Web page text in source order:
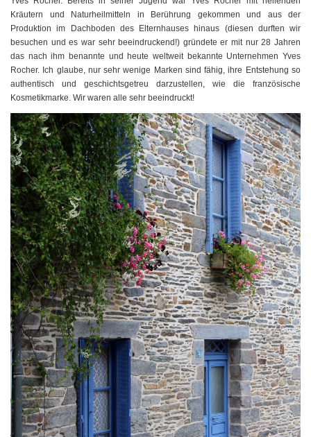
Kräutern und Naturheilmitteln in Berührung gekommen und aus der
Produktion im Dachboden des Elternhauses hinaus (diesen durften wir
besuchen und es war sehr beeindruckend!) gründete er mit nur 28 Jahren
das nach ihm benannte und heute weltweit bekannte Unternehmen Yves
Rocher. Ich glaube, nur sehr wenige Marken sind fähig, ihre Entstehung so
authentisch und geschichtsgetreu darzustellen, wie die französische
Kosmetikmarke. Wir waren alle sehr beeindruckt!